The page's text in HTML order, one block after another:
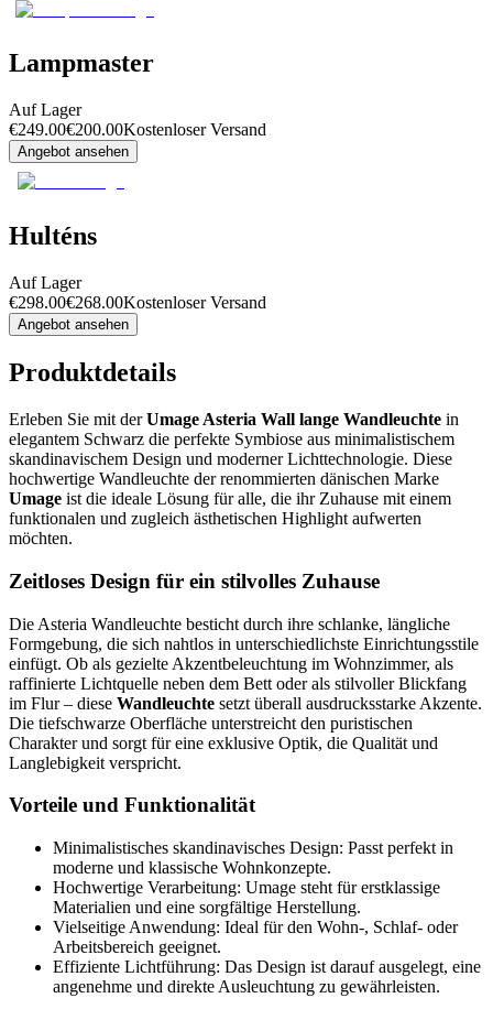
Lampmaster
Auf Lager
€249.00€200.00Kostenloser Versand
Angebot ansehen
Hulténs
Auf Lager
€298.00€268.00Kostenloser Versand
Angebot ansehen
Produktdetails
Erleben Sie mit derUmage Asteria Wall lange Wandleuchte in
elegantem Schwarz die perfekte Symbiose aus minimalistischem
skandinavischem Design und moderner Lichttechnologie. Diese
hochwertige Wandleuchte der renommierten dänischen Marke
Umage ist die ideale Lösung für alle, die ihr Zuhause mit einem
funktionalen und zugleich ästhetischen Highlight aufwerten
möchten.
Zeitloses Design für ein stilvolles Zuhause
Die Asteria Wandleuchte besticht durch ihre schlanke, längliche
Formgebung, die sich nahtlos in unterschiedlichste Einrichtungsstile
einfügt. Ob als gezielte Akzentbeleuchtung im Wohnzimmer, als
raffinierte Lichtquelle neben dem Bett oder als stilvoller Blickfang
im Flur – diese Wandleuchte setzt überall ausdrucksstarke Akzente.
Die tiefschwarze Oberfläche unterstreicht den puristischen
Charakter und sorgt für eine exklusive Optik, die Qualität und
Langlebigkeit verspricht.
Vorteile und Funktionalität
Minimalistisches skandinavisches Design: Passt perfekt in
moderne und klassische Wohnkonzepte.
Hochwertige Verarbeitung: Umage steht für erstklassige
Materialien und eine sorgfältige Herstellung.
Vielseitige Anwendung: Ideal für den Wohn-, Schlaf- oder
Arbeitsbereich geeignet.
Effiziente Lichtführung: Das Design ist darauf ausgelegt, eine
angenehme und direkte Ausleuchtung zu gewährleisten.